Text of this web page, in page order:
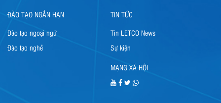
ĐÀO TẠO NGẮN HẠN
Đào tạo ngoại ngữ
Đào tạo nghề
TIN TỨC
Tin LETCO News
Sự kiện
MẠNG XÃ HỘI